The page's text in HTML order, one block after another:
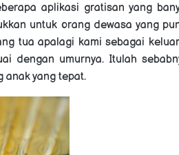
aplikasi gratisan yang
untuk orang dewasa yang
tua apalagi kami sebagai
dengan umurnya. Itulah
anak yang tepat.